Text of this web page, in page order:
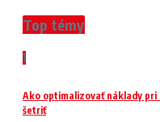
Top témy
1
Ako optimalizovať náklady
šetriť